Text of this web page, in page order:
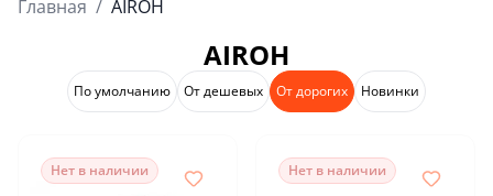
Главная / AIROH
AIROH
По умолчанию От дешевых От дорогих Новинки
Нет в наличии Нет в наличии